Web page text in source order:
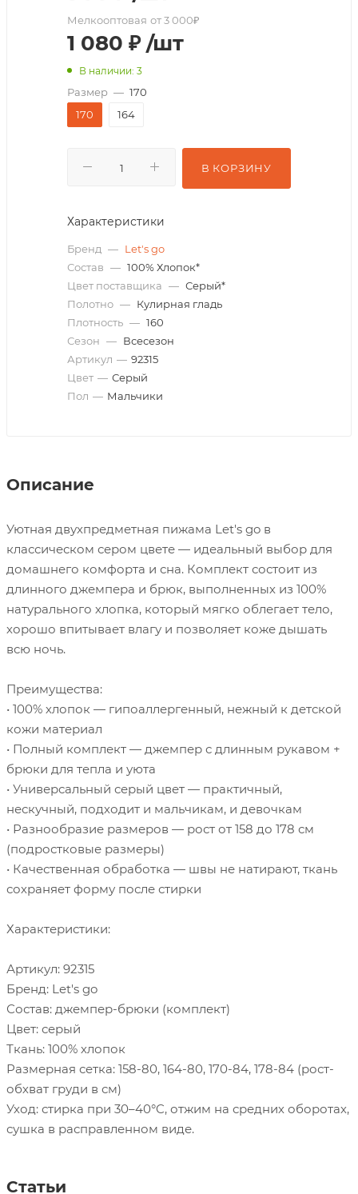
Мелкооптовая от 3 000₽
1 080 ₽ /шт
В наличии: 3
Размер — 170
170
164
В КОРЗИНУ
Характеристики
Бренд — Let's go
Состав — 100% Хлопок*
Цвет поставщика — Серый*
Полотно — Кулирная гладь
Плотность — 160
Сезон — Всесезон
Артикул — 92315
Цвет — Серый
Пол — Мальчики
Описание
Уютная двухпредметная пижама Let's go в
классическом сером цвете — идеальный выбор для
домашнего комфорта и сна. Комплект состоит из
длинного джемпера и брюк, выполненных из 100%
натурального хлопка, который мягко облегает тело,
хорошо впитывает влагу и позволяет коже дышать
всю ночь.
Преимущества:
• 100% хлопок — гипоаллергенный, нежный к детской
кожи материал
• Полный комплект — джемпер с длинным рукавом +
брюки для тепла и уюта
• Универсальный серый цвет — практичный,
нескучный, подходит и мальчикам, и девочкам
• Разнообразие размеров — рост от 158 до 178 см
(подростковые размеры)
• Качественная обработка — швы не натирают, ткань
сохраняет форму после стирки
Характеристики:
Артикул: 92315
Бренд: Let's go
Состав: джемпер-брюки (комплект)
Цвет: серый
Ткань: 100% хлопок
Размерная сетка: 158-80, 164-80, 170-84, 178-84 (рост-
обхват груди в см)
Уход: стирка при 30–40°C, отжим на средних оборотах,
сушка в расправленном виде.
Статьи